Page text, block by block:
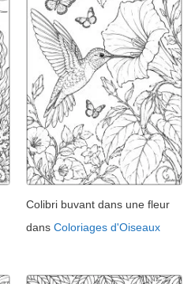
Colibri buvant dans une fleur
dans Coloriages d'Oiseaux